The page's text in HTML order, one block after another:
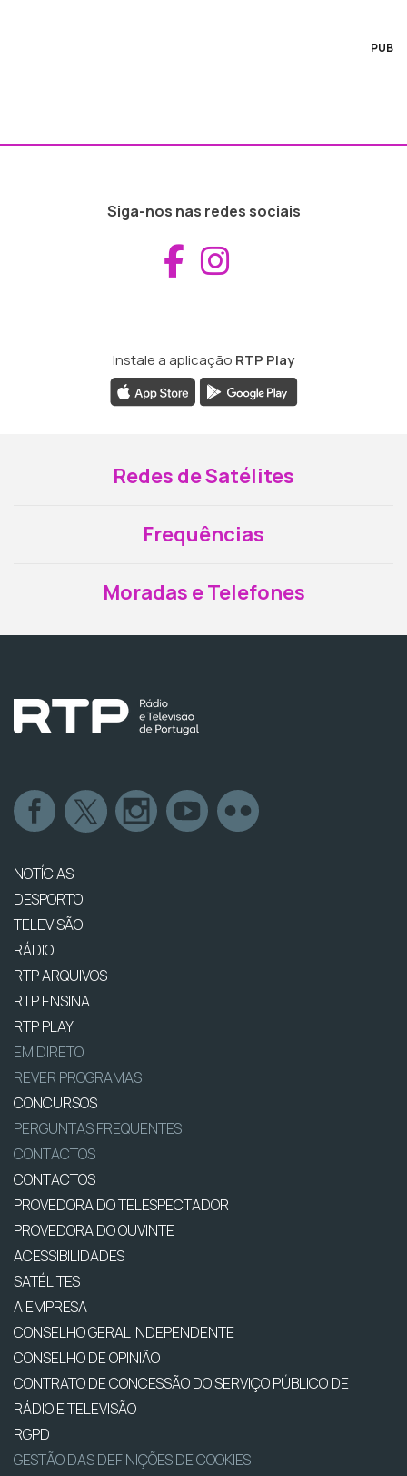
PUB
Siga-nos nas redes sociais
Aceder ao
Instale a aplicação RTP Play
Redes de Satélites
Frequências
Moradas e Telefones
NOTÍCIAS
DESPORTO
TELEVISÃO
RÁDIO
RTP ARQUIVOS
RTP ENSINA
RTP PLAY
EM DIRETO
REVER PROGRAMAS
CONCURSOS
PERGUNTAS FREQUENTES
CONTACTOS
CONTACTOS
PROVEDORA DO TELESPECTADOR
PROVEDORA DO OUVINTE
ACESSIBILIDADES
SATÉLITES
A EMPRESA
CONSELHO GERAL INDEPENDENTE
CONSELHO DE OPINIÃO
CONTRATO DE CONCESSÃO DO SERVIÇO PÚBLICO DE
RÁDIO E TELEVISÃO
RGPD
GESTÃO DAS DEFINIÇÕES DE COOKIES